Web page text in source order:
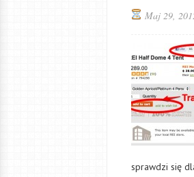
Maj 29,
sprawdzi się